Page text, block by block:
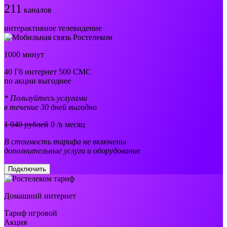
211 каналов
интерактивное телевидение
1000 минут
40 Гб интернет 500 СМС
по акции выгоднее
* Пользуйтесь услугами
в течение 30 дней выгодно
1 040 рублей 0 /в месяц
В стоимость тарифа не включены
дополнительные услуги и оборудование
Подключить
Домашний интернет
Тариф игровой
Акция